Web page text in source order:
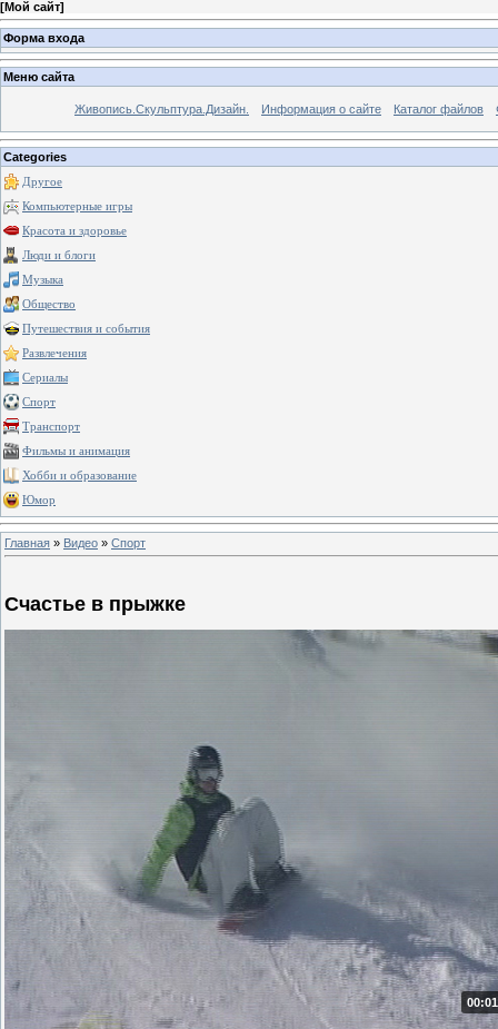
[Мой сайт]
Форма входа
Меню сайта
Живопись.Скульптура.Дизайн. Информация о сайте Каталог файлов
Categories
Другое
Компьютерные игры
Красота и здоровье
Люди и блоги
Музыка
Общество
Путешествия и события
Развлечения
Сериалы
Спорт
Транспорт
Фильмы и анимация
Хобби и образование
Юмор
Главная » Видео » Спорт
Счастье в прыжке